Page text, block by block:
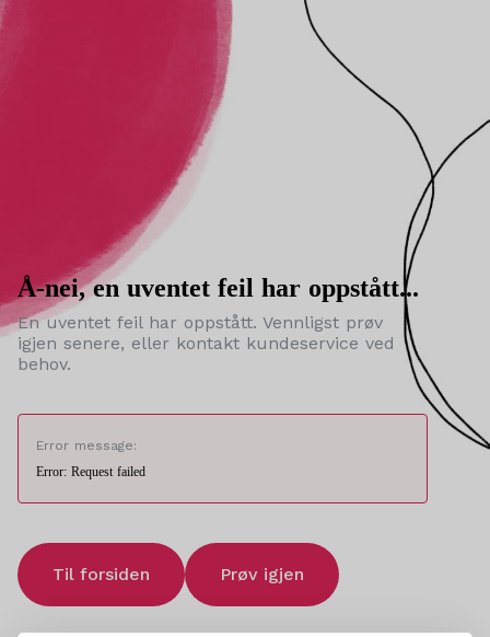
Å-nei, en uventet feil har oppstått...
En uventet feil har oppstått. Vennligst prøv
igjen senere, eller kontakt kundeservice ved
behov.
Error message:
Error: Request failed
Til forsiden Prøv igjen